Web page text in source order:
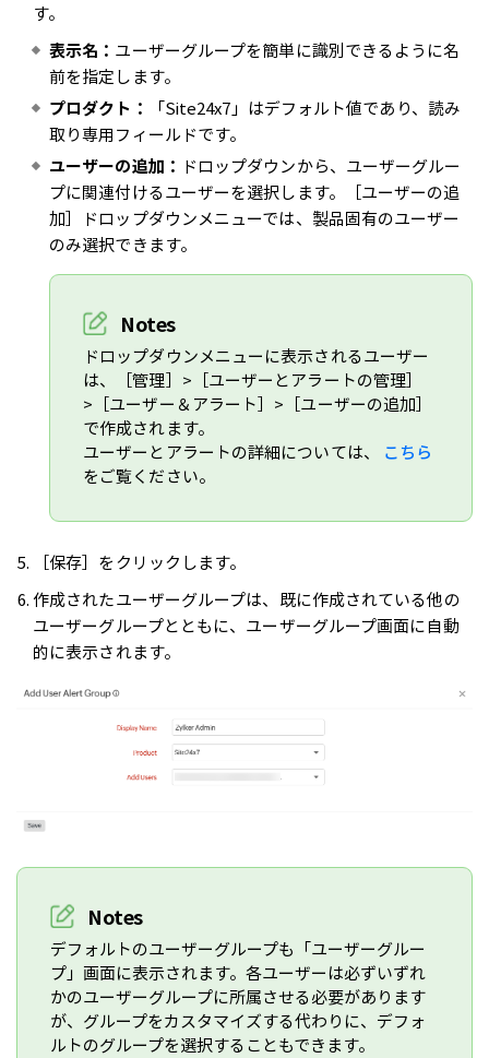
す。
表示名： ユーザーグループを簡単に識別できるように名
前を指定します。
プロダクト：
「Site24x7」はデフォルト値であり、読み
取り専用フィールドです。
ユーザーの追加： ドロップダウンから、ユーザーグルー
プに関連付けるユーザーを選択します。［ユーザーの追
加］ドロップダウンメニューでは、製品固有のユーザー
のみ選択できます。
Notes
ドロップダウンメニューに表示されるユーザー
は、［管理］>［ユーザーとアラートの管理］
>［ユーザー＆アラート］>［ユーザーの追加］
で作成されます。
ユーザーとアラートの詳細については、 こちら
をご覧ください。
［保存］をクリックします。
作成されたユーザーグループは、既に作成されている他の
ユーザーグループとともに、ユーザーグループ画面に自動
的に表示されます。
Notes
デフォルトのユーザーグループも「ユーザーグルー
プ」画面に表示されます。各ユーザーは必ずいずれ
かのユーザーグループに所属させる必要があります
が、グループをカスタマイズする代わりに、デフォ
ルトのグループを選択することもできます。